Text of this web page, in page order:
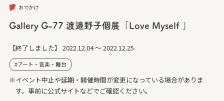
おでかけ
Gallery G-77 渡邉野子個展「Love Myself 」
【終了しました】 2022.12.04 ～ 2022.12.25
アート・音楽・舞台
※イベント中止や延期・開催時間が変更になっている場合がありま
す。事前に公式サイトなどでご確認ください。